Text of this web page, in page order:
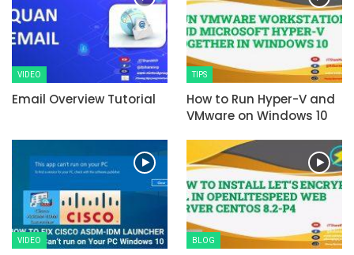
VIDEO
Email Overview Tutorial
TIPS
How to Run Hyper-V and
VMware on Windows 10
VIDEO BLOG